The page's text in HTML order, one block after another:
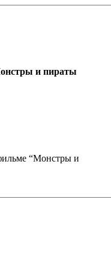
и пираты
“Монстры и